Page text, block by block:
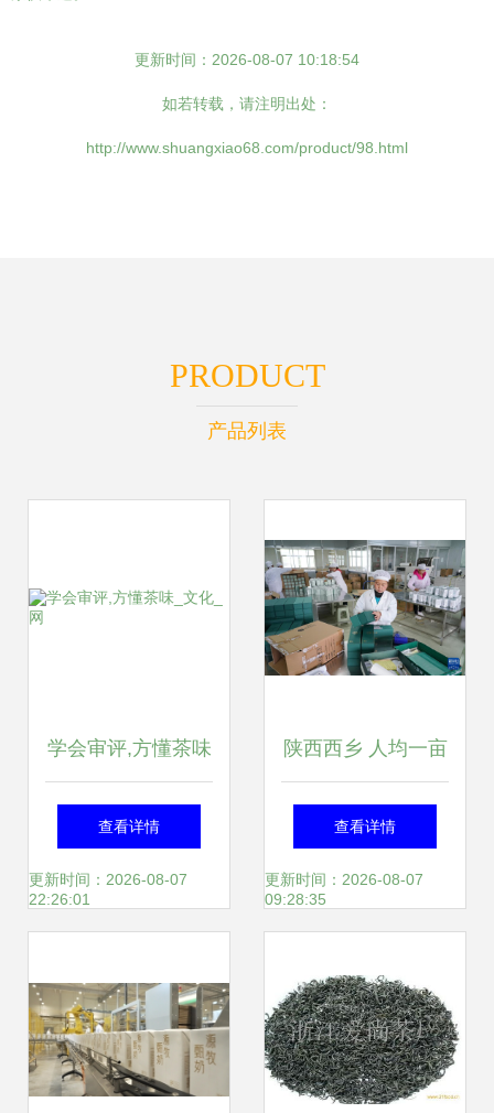
更新时间：2026-08-07 10:18:54
如若转载，请注明出处：
http://www.shuangxiao68.com/product/98.html
PRODUCT
产品列表
学会审评,方懂茶味
_文化_网
查看详情
更新时间：2026-08-07
22:26:01
陕西西乡 人均一亩
茶，富民美如画
查看详情
更新时间：2026-08-07
09:28:35